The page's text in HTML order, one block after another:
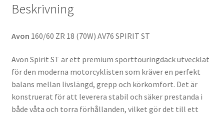
Beskrivning
Avon 160/60 ZR 18 (70W) AV76 SPIRIT ST
Avon Spirit ST är ett premium sporttouringdäck utvecklat
för den moderna motorcyklisten som kräver en perfekt
balans mellan livslängd, grepp och körkomfort. Det är
konstruerat för att leverera stabil och säker prestanda i
både våta och torra förhållanden, vilket gör det till ett